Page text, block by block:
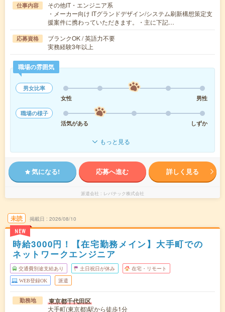
仕事内容
その他IT・エンジニア系
・メーカー向け ITグランドデザイン/システム刷新構想策定支
援案件に携わっていただきます。・主に下記…
応募資格
ブランクOK / 英語力不要
実務経験3年以上
職場の雰囲気
男女比率
女性
男性
職場の様子
活気がある
しずか
もっと見る
気になる! 応募へ進む 詳しく見る
派遣会社 レバテック株式会社
未読
NEW
掲載日 2026/08/10
時給3000円！【在宅勤務メイン】大手町での
ネットワークエンジニア
交通費別途支給あり 土日祝日が休み 在宅・リモート
WEB登録OK 派遣
勤務地 東京都千代田区
大手町(東京都)駅から徒歩1分